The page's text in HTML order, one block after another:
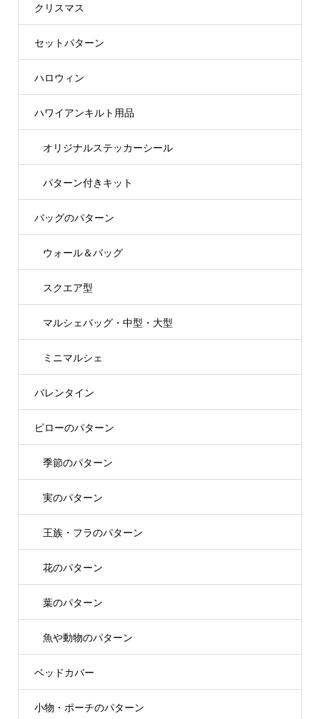
クリスマス
セットパターン
ハロウィン
ハワイアンキルト用品
オリジナルステッカーシール
パターン付きキット
バッグのパターン
ウォール＆バッグ
スクエア型
マルシェバッグ・中型・大型
ミニマルシェ
バレンタイン
ピローのパターン
季節のパターン
実のパターン
王族・フラのパターン
花のパターン
葉のパターン
魚や動物のパターン
ベッドカバー
小物・ポーチのパターン